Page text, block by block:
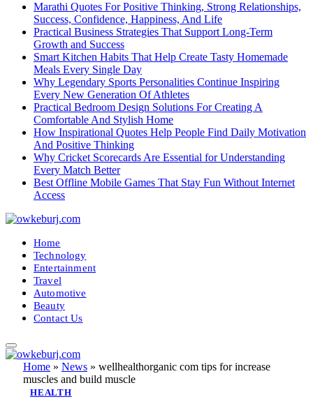
Marathi Quotes For Positive Thinking, Strong Relationships,
Success, Confidence, Happiness, And Life
Practical Business Strategies That Support Long-Term
Growth and Success
Smart Kitchen Habits That Help Create Tasty Homemade
Meals Every Single Day
Why Legendary Sports Personalities Continue Inspiring
Every New Generation Of Athletes
Practical Bedroom Design Solutions For Creating A
Comfortable And Stylish Home
How Inspirational Quotes Help People Find Daily Motivation
And Positive Thinking
Why Cricket Scorecards Are Essential for Understanding
Every Match Better
Best Offline Mobile Games That Stay Fun Without Internet
Access
Home
Technology
Entertainment
Travel
Automotive
Beauty
Contact Us
Home » News » wellhealthorganic com tips for increase
muscles and build muscle
HEALTH